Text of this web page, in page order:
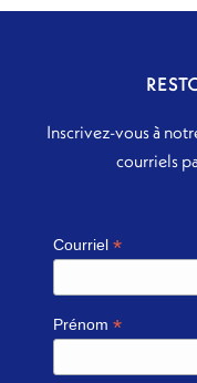
Inscrivez-vous à
courriels
Courriel*
Prénom*